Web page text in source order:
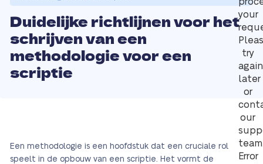
your
try
again
later
or
our
Error
Duidelijke richtlijnen voor het
schrijven van een
methodologie voor een
scriptie
Een methodologie is een hoofdstuk dat een cruciale rol
speelt in de opbouw van een scriptie. Het vormt de